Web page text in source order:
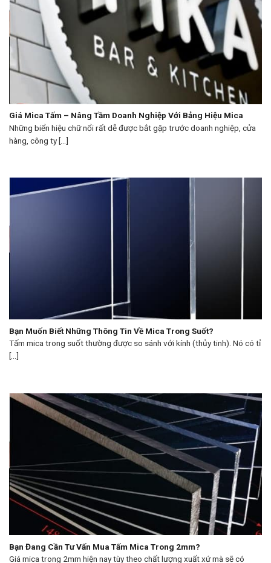
Giá Mica Tấm – Nâng Tầm Doanh Nghiệp Với Bảng Hiệu Mica
Những biển hiệu chữ nổi rất dễ được bắt gặp trước doanh nghiệp, cửa
hàng, công ty [...]
Bạn Muốn Biết Những Thông Tin Về Mica Trong Suốt?
Tấm mica trong suốt thường được so sánh với kính (thủy tinh). Nó có tỉ
[...]
Bạn Đang Cần Tư Vấn Mua Tấm Mica Trong 2mm?
Giá mica trong 2mm hiện nay tùy theo chất lượng xuất xứ mà sẽ có